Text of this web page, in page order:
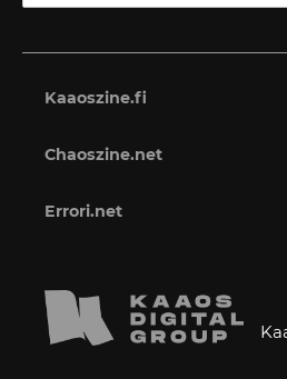
Kaaoszine.fi
Chaoszine.net
Errori.net